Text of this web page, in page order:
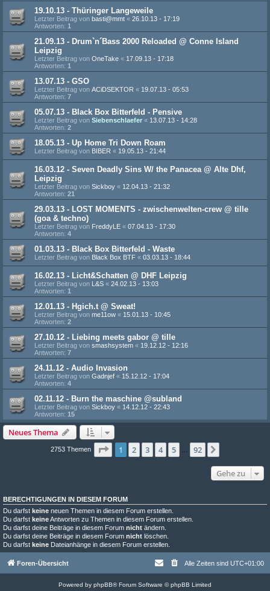
19.10.13 - Thüringer Langeweile
Letzter Beitrag von basti@mmt « 26.10.13 - 17:19
Antworten: 1
21.09.13 - Drum`n´Bass 2000 Reloaded @ Conne Island
Leipzig
Letzter Beitrag von OneTake « 17.09.13 - 17:18
Antworten: 1
13.07.13 - GSO
Letzter Beitrag von ACiDSEKTOR « 19.07.13 - 05:53
Antworten: 7
05.07.13 - Black Box Bitterfeld - Pensive
Letzter Beitrag von Siebenschlaefer « 13.07.13 - 14:28
Antworten: 2
18.05.13 - Up Home Tri Down Roam
Letzter Beitrag von BIBER « 19.05.13 - 21:44
16.03.12 - Seven Deadly Sins W/ the Panacea @ Alte Dhf,
Leipzig
Letzter Beitrag von Sickboy « 12.04.13 - 21:32
Antworten: 21
29.03.13 - LOST MOMENTS - zwischenwelten-crew @ tille
(goa & techno)
Letzter Beitrag von FreddyLE « 07.04.13 - 17:30
Antworten: 4
01.03.13 - Black Box Bitterfeld - Waste
Letzter Beitrag von Black Box BTF « 03.03.13 - 18:44
16.02.13 - Licht&Schatten @ DHF Leipzig
Letzter Beitrag von L&S « 24.02.13 - 13:03
Antworten: 1
12.01.13 - Hgich.t @ Sweat!
Letzter Beitrag von me11ow « 15.01.13 - 10:45
Antworten: 2
27.10.12 - Liebing meets gabor @ tille
Letzter Beitrag von smashsystem « 19.12.12 - 12:16
Antworten: 7
24.11.12 - Audio Invasion
Letzter Beitrag von Gadnjef « 15.12.12 - 17:04
Antworten: 4
02.11.12 - Burn the maschine @subland
Letzter Beitrag von Sickboy « 14.12.12 - 22:43
Antworten: 15
Neues Thema
2753 Themen Seite 1von 92
1 2 3 4 5 92
Gehe zu
BERECHTIGUNGEN IN DIESEM FORUM
Du darfst keine neuen Themen in diesem Forum erstellen.
Du darfst keineAntworten zu Themen in diesem Forum erstellen.
Du darfst deine Beiträge in diesem Forum nicht ändern.
Du darfst deine Beiträge in diesem Forum nicht löschen.
Du darfst keine Dateianhänge in diesem Forum erstellen.
Foren-Übersicht Alle Zeiten sind UTC+01:00
Powered by phpBB® Forum Software © phpBB Limited